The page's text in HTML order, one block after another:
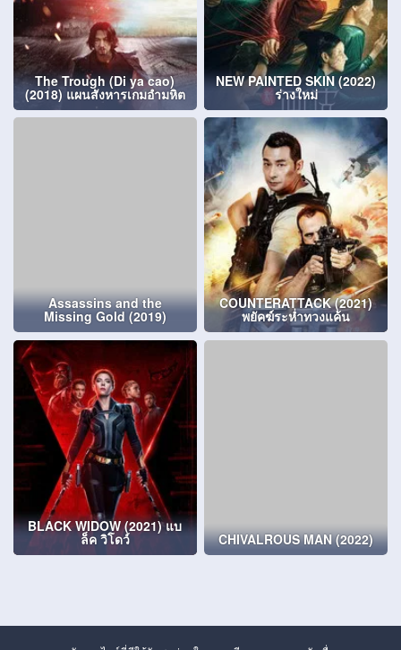
The Trough (Di ya cao)
(2018) แผนสังหารเกมอำมหิต
NEW PAINTED SKIN (2022)
ร่างใหม่
Assassins and the
Missing Gold (2019)
COUNTERATTACK (2021)
พยัคฆ์ระห่ำทวงแค้น
BLACK WIDOW (2021) แบ
ล็ค วิโดว์ CHIVALROUS MAN (2022)